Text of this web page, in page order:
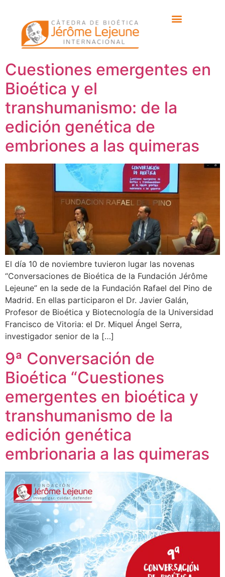
Etiqueta: Dr. Javier
Galán
Cuestiones emergentes en
Bioética y el
transhumanismo: de la
edición genética de
embriones a las quimeras
El día 10 de noviembre tuvieron lugar las novenas
“Conversaciones de Bioética de la Fundación Jérôme
Lejeune” en la sede de la Fundación Rafael del Pino de
Madrid. En ellas participaron el Dr. Javier Galán,
Profesor de Bioética y Biotecnología de la Universidad
Francisco de Vitoria: el Dr. Miquel Ángel Serra,
investigador senior de la […]
9ª Conversación de
Bioética “Cuestiones
emergentes en bioética y
transhumanismo de la
edición genética
embrionaria a las quimeras